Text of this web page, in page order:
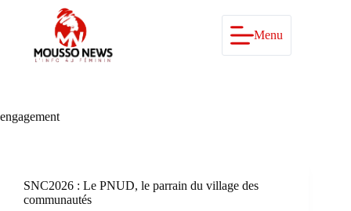
Menu
engagement
SNC2026 : Le PNUD, le parrain du village des
communautés